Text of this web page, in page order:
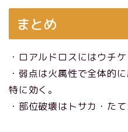
まとめ
・ロアルドロスにはウチ
・弱点は火属性で全体的
特に効く。
・部位破壊はトサカ・たて